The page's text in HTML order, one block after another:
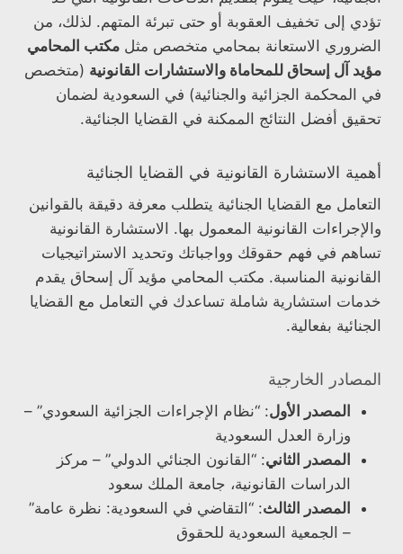
تؤدي إلى تخفيف العقوبة أو حتى تبرئة المتهم. لذلك، من
الضروري الاستعانة بمحامي متخصص مثل مكتب المحامي
مؤيد آل إسحاق للمحاماة والاستشارات القانونية (متخصص
في المحكمة الجزائية والجنائية) في السعودية لضمان
تحقيق أفضل النتائج الممكنة في القضايا الجنائية.
أهمية الاستشارة القانونية في القضايا الجنائية
التعامل مع القضايا الجنائية يتطلب معرفة دقيقة بالقوانين
والإجراءات القانونية المعمول بها. الاستشارة القانونية
تساهم في فهم حقوقك وواجباتك وتحديد الاستراتيجيات
القانونية المناسبة. مكتب المحامي مؤيد آل إسحاق يقدم
خدمات استشارية شاملة تساعدك في التعامل مع القضايا
الجنائية بفعالية.
المصادر الخارجية
المصدر الأول: “نظام الإجراءات الجزائية السعودي” –
وزارة العدل السعودية
المصدر الثاني: “القانون الجنائي الدولي” – مركز
الدراسات القانونية، جامعة الملك سعود
المصدر الثالث: “التقاضي في السعودية: نظرة عامة”
– الجمعية السعودية للحقوق